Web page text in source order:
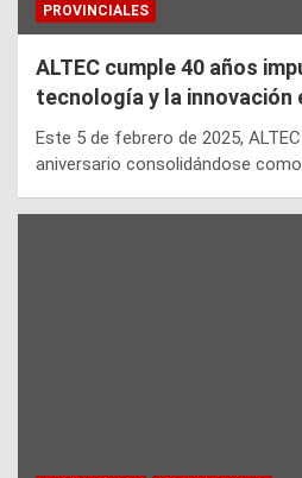
PROVINCIALES
ALTEC cumple 40 años
tecnología y la innovación
Este 5 de febrero de 2025,
aniversario consolidándose como